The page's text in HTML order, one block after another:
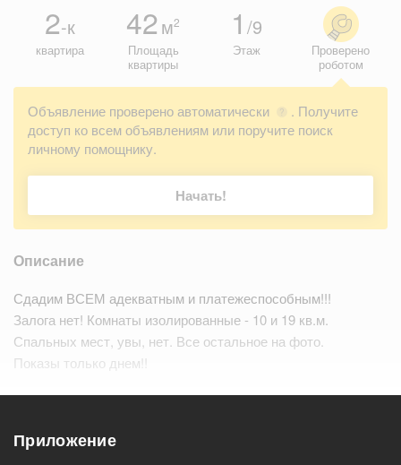
2-к
квартира
42 м2
Площадь
квартиры
1 /9
Этаж
Проверено
роботом
Объявление проверено автоматически ?
. Получите
доступ ко всем объявлениям или поручите поиск
личному помощнику.
Начать!
Описание
Сдадим ВСЕМ адекватным и платежеспособным!!!
Залога нет! Комнаты изолированные - 10 и 19 кв.м.
Спальных мест, увы, нет. Все остальное на фото.
Показы только днем!!
Балкон
Приложение